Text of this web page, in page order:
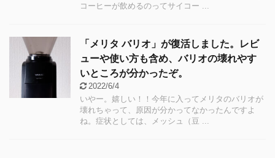
コーヒーが飲めるのってサイコー ...
「メリタ バリオ」が復活しました。レビ
ューや使い方も含め、バリオの壊れやす
いところが分かったぞ。
2022/6/4
いやー。嬉しい！！今年に入ってメリタのバリオが
壊れちゃって、原因が分かってなかったんですよ
ね。症状としては、メッシュ（豆 ...